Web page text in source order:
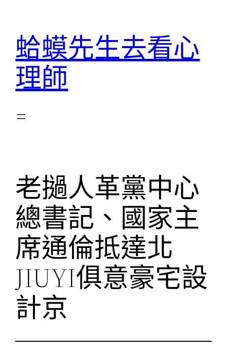
蛤蟆先生去看心
理師
老撾人革黨中心
總書記、國家主
席通倫抵達北
JIUYI俱意豪宅設
計京